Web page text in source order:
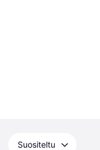
Suositeltu